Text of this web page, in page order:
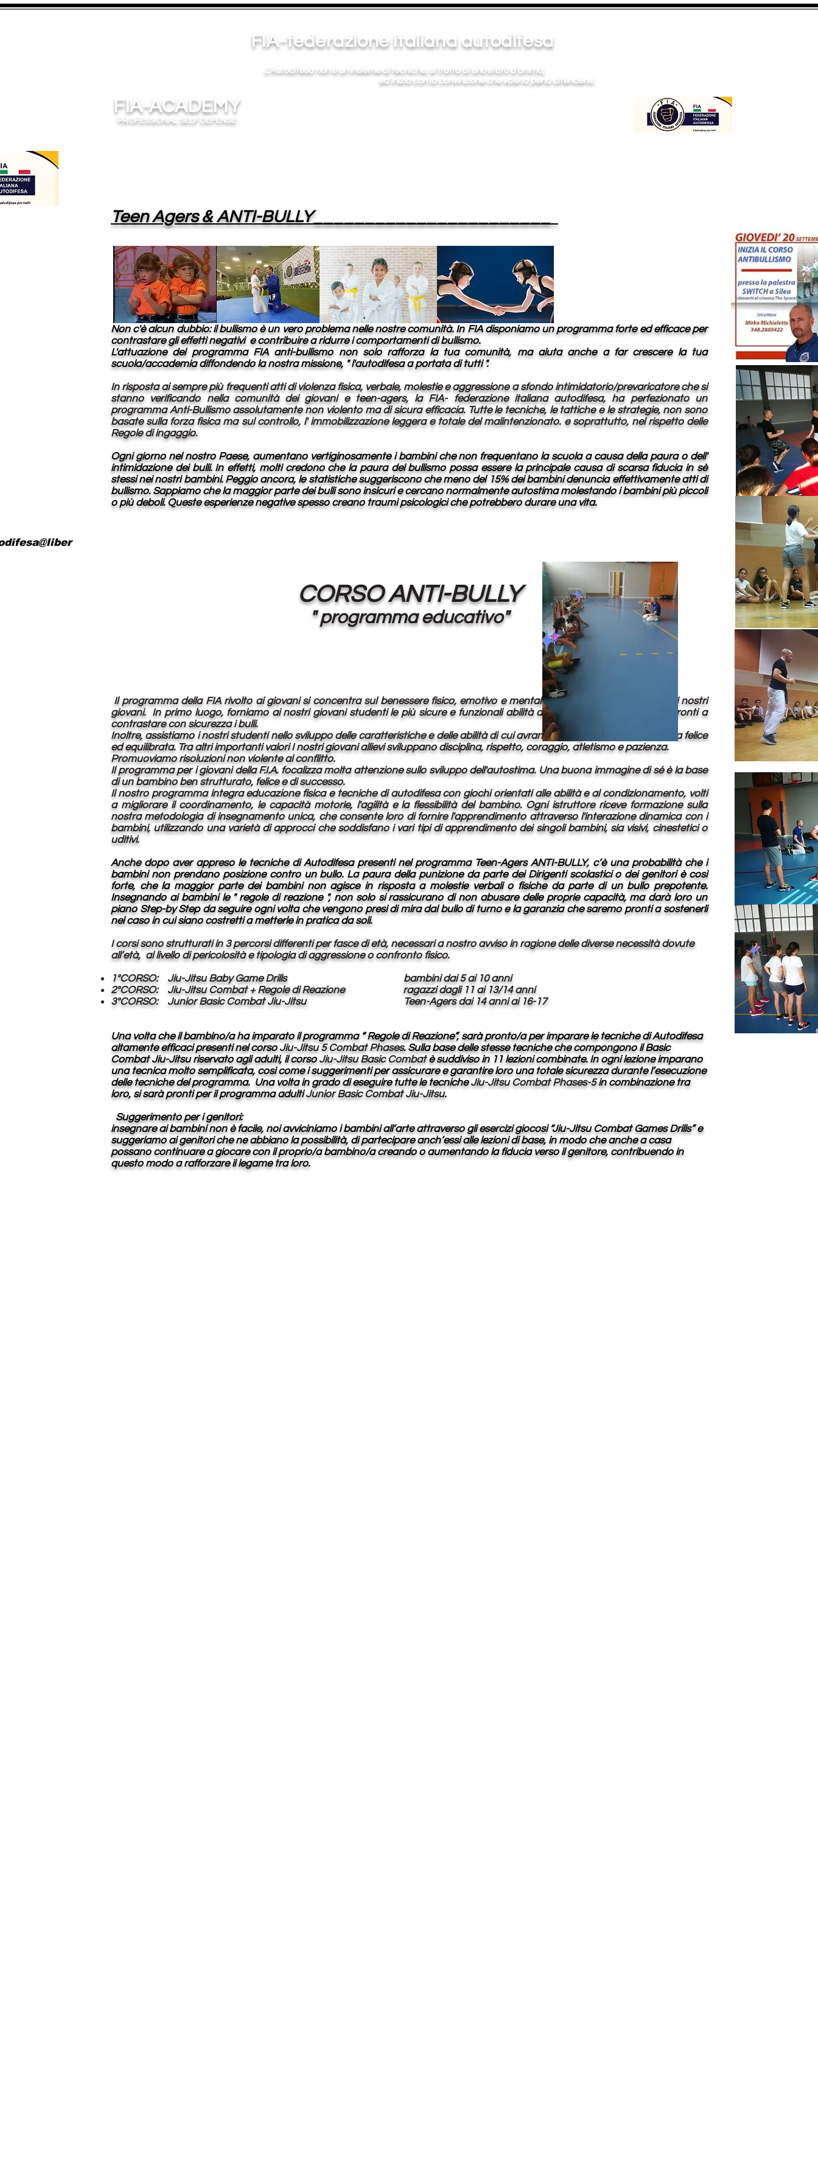
FIA-federazione italiana autodifesa
L'Autodifesa non è un insieme di tecniche, si tratta di uno stato d'animo,
ed inizia con la convinzione che vale la pena difendersi.
FIA-ACADEMY
PROFESSIONAL SELF DEFENSE
Teen Agers&ANTI-BULLY_______________________
Non c'è alcun dubbio: il bullismo è un vero problema nelle nostre comunità. In FIA disponiamo un programma forte ed efficace per
contrastare gli effetti negativi e contribuire a ridurre i comportamenti di bullismo.
L'attuazione del programma FIA anti-bullismo non solo rafforza la tua comunità, ma aiuta anche a far crescere la tua
scuola/accademia diffondendo la nostra missione, " l'autodifesa a portata di tutti ".
In risposta ai sempre più frequenti atti di violenza fisica, verbale, molestie e aggressione a sfondo intimidatorio/prevaricatore che si
stanno verificando nella comunità dei giovani e
teen-agers, la FIA- federazione italiana autodifesa, ha perfezionato un
programma Anti-Bullismo assolutamente non violento ma di sicura efficacia. Tutte le tecniche, le tattiche e le strategie, non sono
basate sulla forza fisica ma sul controllo, l' immobilizzazione leggera e totale del malintenzionato. e soprattutto, nel rispetto delle
Regole di ingaggio.
Ogni giorno nel nostro Paese, aumentano vertiginosamente i bambini che non frequentano la scuola a causa della paura o dell'
intimidazione dei bulli. In effetti, molti credono che la paura del bullismo possa essere la principale causa di scarsa fiducia in sè
stessi nei nostri bambini. Peggio ancora, le statistiche suggeriscono che meno del 15% dei bambini denuncia effettivamente atti di
bullismo. Sappiamo che la maggior parte dei bulli sono insicuri e cercano normalmente autostima molestando i bambini più piccoli
o più deboli. Queste esperienze negative spesso creano traumi psicologici che potrebbero durare una vita.
CORSO ANTI-BULLY
" programma educativo"
Il programma della FIA rivolto ai giovani si concentra sul benessere fisico, emotivo e mentale, nonché sull'educazione dei nostri
giovani. In primo luogo, forniamo ai nostri giovani studenti le più sicure e funzionali abilità difensive in modo che siano pronti a
contrastare con sicurezza i bulli.
Inoltre, assistiamo i nostri studenti nello sviluppo delle caratteristiche e delle abilità di cui avranno bisogno per vivere una vita felice
ed equilibrata. Tra altri importanti valori I nostri giovani allievi sviluppano disciplina, rispetto, coraggio, atletismo e pazienza.
Promuoviamo risoluzioni non violente al conflitto.
Il programma per i giovani della F.I.A. focalizza molta attenzione sullo sviluppo dell'autostima. Una buona immagine di sé è la base
di un bambino ben strutturato, felice e di successo.
Il nostro programma integra educazione fisica e tecniche di autodifesa con giochi orientati alle abilità e al condizionamento, volti
a migliorare il coordinamento, le capacità motorie, l'agilità e la flessibilità del bambino. Ogni istruttore riceve formazione sulla
nostra metodologia di insegnamento unica, che consente loro di fornire l'apprendimento attraverso l'interazione dinamica con i
bambini, utilizzando una varietà di approcci che soddisfano i vari tipi di apprendimento dei singoli bambini, sia visivi, cinestetici o
uditivi.
Anche dopo aver appreso le tecniche di Autodifesa presenti nel programma Teen-Agers ANTI-BULLY, c’è una probabilità che i
bambini non prendano posizione contro un bullo. La paura della punizione da parte dei Dirigenti scolastici o dei genitori è così
forte, che la maggior parte dei bambini non agisce in risposta a molestie verbali o fisiche da parte di un bullo prepotente.
Insegnando ai bambini le " regole di reazione ", non solo si rassicurano di non abusare delle proprie capacità, ma darà loro un
piano Step-by Step da seguire ogni volta che vengono presi di mira dal bullo di turno e la garanzia che saremo pronti a sostenerli
nel caso in cui siano costretti a metterle in pratica da soli.
I corsi sono strutturati in 3 percorsi differenti per fasce di età, necessari a nostro avviso in ragione delle diverse necessità dovute
all’età, al livello di pericolosità e tipologia di aggressione o confronto fisico.
1°CORSO: Jiu-Jitsu Baby Game Drills bambini dai 5 ai 10 anni
2°CORSO: Jiu-Jitsu Combat + Regole di Reazione ragazzi dagli 11 ai 13/14 anni
3°CORSO: Junior Basic Combat Jiu-Jitsu Teen-Agers dai 14 anni ai 16-17
Una volta che il bambino/a ha imparato il programma “ Regole di Reazione”, sarà pronto/a per imparare le tecniche di Autodifesa
altamente efficaci presenti nel corsoJiu-Jitsu 5 Combat Phases. Sulla base delle stesse tecniche che compongono il Basic
Combat Jiu-Jitsu riservato agli adulti, il corso Jiu-Jitsu Basic Combatè suddiviso in 11 lezioni combinate. In ogni lezione imparano
una tecnica molto semplificata, così come i suggerimenti per assicurare e garantire loro una totale sicurezza durante l’esecuzione
delle tecniche del programma. Una volta in grado di eseguire tutte le tecnicheJiu-Jitsu Combat Phases-5in combinazione tra
loro, si sarà pronti per il programma adultiJunior Basic Combat Jiu-Jitsu.
Suggerimento per i genitori:
insegnare ai bambini non è facile, noi avviciniamo i bambini all’arte attraverso gli esercizi giocosi “Jiu-Jitsu Combat Games Drills” e
suggeriamo ai genitori che ne abbiano la possibilità, di partecipare anch’essi alle lezioni di base, in modo che anche a casa
possano continuare a giocare con il proprio/a bambino/a creando o aumentando la fiducia verso il genitore, contribuendo in
questo modo a rafforzare il legame tra loro.